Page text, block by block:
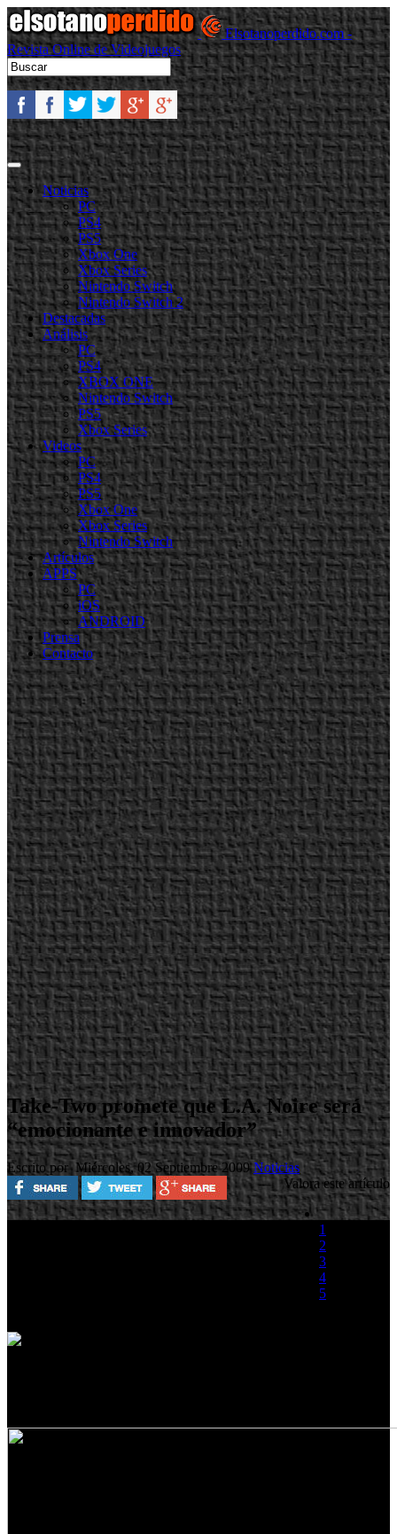
Elsotanoperdido.com -
Revista Online de Videojuegos
Noticias
PC
PS4
PS5
Xbox One
Xbox Series
Nintendo Switch
Nintendo Switch 2
Destacadas
Análisis
PC
PS4
XBOX ONE
Nintendo Switch
PS5
Xbox Series
Videos
PC
PS4
PS5
Xbox One
Xbox Series
Nintendo Switch
Artículos
APPS
PC
iOS
ANDROID
Prensa
Contacto
Take-Two promete que L.A. Noire será
“emocionante e innovador”
Escrito porMiércoles, 02 Septiembre 2009Noticias
Valora este artículo
1
2
3
4
5
Ben Feder, CEO de Take-Two, ha querido